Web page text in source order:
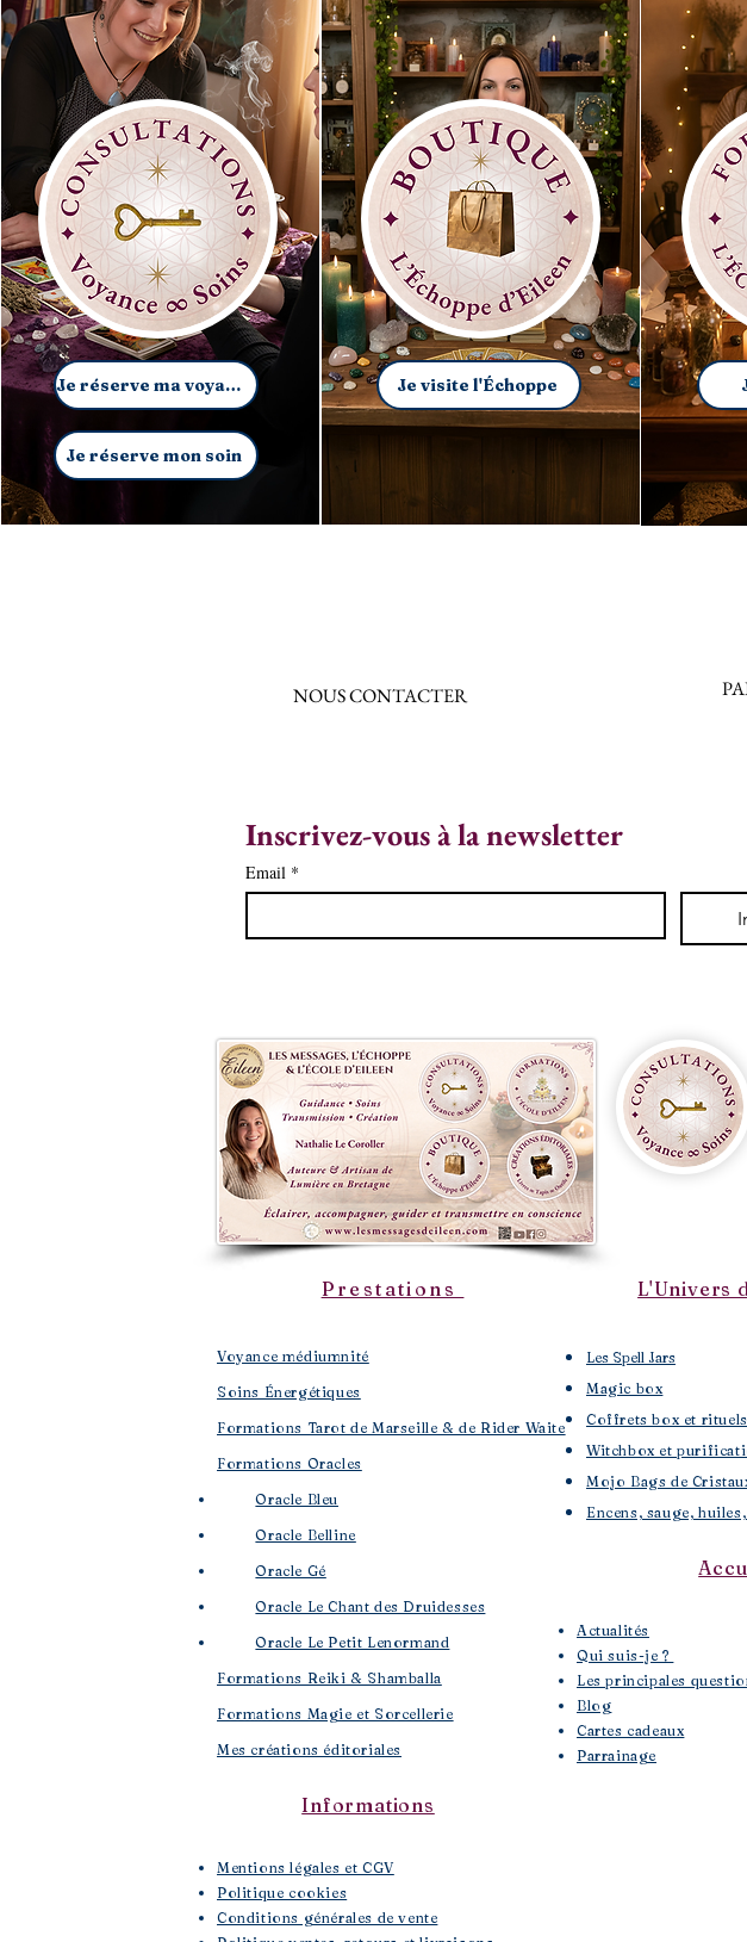
Je réserve ma voyance
Je réserve mon soin
Je visite l'Échoppe
NOUS CONTACTER
Inscrivez-vous à la newsletter
Email *
Prestations
Voyance médiumnité
Soins Énergétiques
Formations Tarot de Marseille & de Rider Waite
Formations Oracles
Oracle Bleu
Oracle Belline
Oracle Gé
​Oracle Le Chant des Druidesses​
Oracle Le Petit Lenormand​
Formations Reiki & Shamballa
Formations Magie et Sorcellerie
Mes créations éditoriales
L'Univers
Les Spell Jars
Magic box
Coffrets box et rituels
Witchbox et
Mojo Bags de
Encens, sauge,
​Actualités
Qui suis-je ?
Les principales
Blog
Cartes cadeaux
Parrainage
Informations
Mentions légales et CGV
Politique cookies
Conditions générales de vente